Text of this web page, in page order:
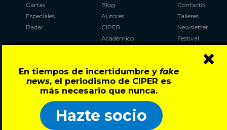
En tiempos de incertidumbre y fake
news, el periodismo de CIPER es
más necesario que nunca.
Hazte socio
×
Cartas
Especiales
Radar
Blog
Autores
CIPER
Académico
Al Plebiscito
con CIPER
Contacto
Talleres
Newsletter
Festival